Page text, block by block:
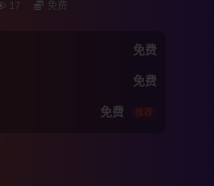
17 免费
免费
免费
免费 推荐